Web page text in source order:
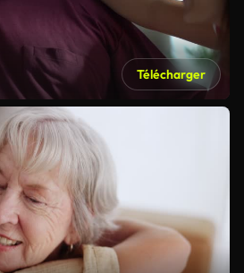
Télécharger